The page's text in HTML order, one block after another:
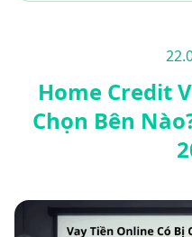
Home Credit
Chọn Bên